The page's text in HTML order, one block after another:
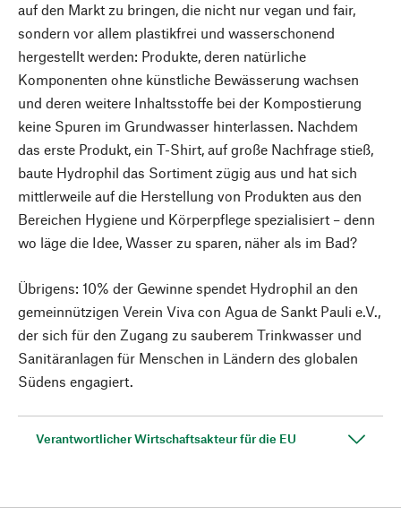
auf den Markt zu bringen, die nicht nur vegan und fair,
sondern vor allem plastikfrei und wasserschonend
hergestellt werden: Produkte, deren natürliche
Komponenten ohne künstliche Bewässerung wachsen
und deren weitere Inhaltsstoffe bei der Kompostierung
keine Spuren im Grundwasser hinterlassen. Nachdem
das erste Produkt, ein T-Shirt, auf große Nachfrage stieß,
baute Hydrophil das Sortiment zügig aus und hat sich
mittlerweile auf die Herstellung von Produkten aus den
Bereichen Hygiene und Körperpflege spezialisiert – denn
wo läge die Idee, Wasser zu sparen, näher als im Bad?
Übrigens: 10% der Gewinne spendet Hydrophil an den
gemeinnützigen Verein Viva con Agua de Sankt Pauli e.V.,
der sich für den Zugang zu sauberem Trinkwasser und
Sanitäranlagen für Menschen in Ländern des globalen
Südens engagiert.
Verantwortlicher Wirtschaftsakteur für die EU